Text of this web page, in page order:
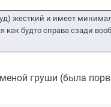
жесткий и имеет
как будто справа сзади
груши (была